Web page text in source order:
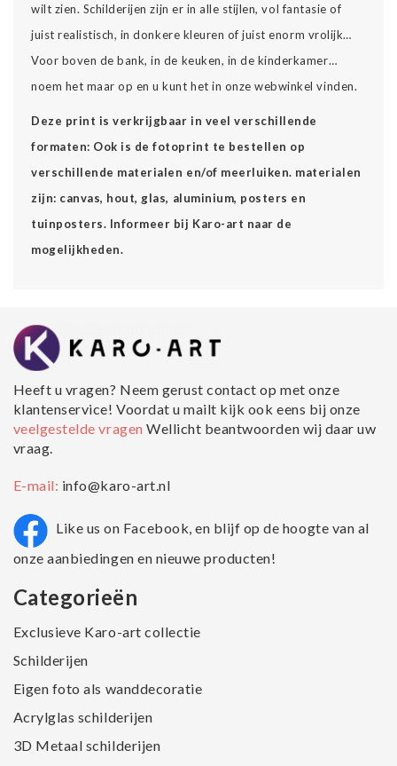
wilt zien. Schilderijen zijn er in alle stijlen, vol fantasie of
juist realistisch, in donkere kleuren of juist enorm vrolijk…
Voor boven de bank, in de keuken, in de kinderkamer…
noem het maar op en u kunt het in onze webwinkel vinden.
Deze print is verkrijgbaar in veel verschillende
formaten: Ook is de fotoprint te bestellen op
verschillende materialen en/of meerluiken. materialen
zijn: canvas, hout, glas, aluminium, posters en
tuinposters. Informeer bij Karo-art naar de
mogelijkheden.
Heeft u vragen? Neem gerust contact op met onze
klantenservice! Voordat u mailt kijk ook eens bij onze
veelgestelde vragenWellicht beantwoorden wij daar uw
vraag.
E-mail: info@karo-art.nl
Like us on Facebook, en blijf op de hoogte van al
onze aanbiedingen en nieuwe producten!
Categorieën
Exclusieve Karo-art collectie
Schilderijen
Eigen foto als wanddecoratie
Acrylglas schilderijen
3D Metaal schilderijen